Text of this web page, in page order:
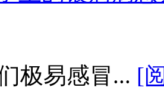
极易感冒... [